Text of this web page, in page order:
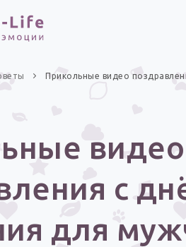
видео
с
для
Прикольные видео